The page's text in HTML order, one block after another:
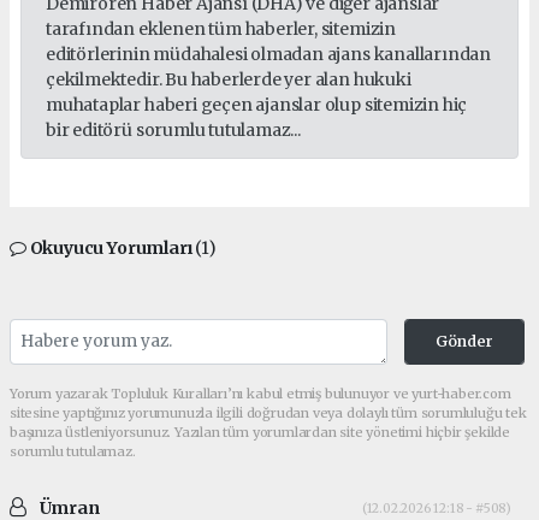
tarafından eklenen tüm haberler, sitemizin
editörlerinin müdahalesi olmadan ajans kanallarından
çekilmektedir. Bu haberlerde yer alan hukuki
muhataplar haberi geçen ajanslar olup sitemizin hiç
bir editörü sorumlu tutulamaz...
Okuyucu Yorumları(1)
Gönder
Yorum yazarak Topluluk Kuralları’nı kabul etmiş bulunuyor ve yurt-haber.com
sitesine yaptığınız yorumunuzla ilgili doğrudan veya dolaylı tüm sorumluluğu tek
başınıza üstleniyorsunuz. Yazılan tüm yorumlardan site yönetimi hiçbir şekilde
sorumlu tutulamaz.
Ümran (12.02.2026 12:18 - #508)